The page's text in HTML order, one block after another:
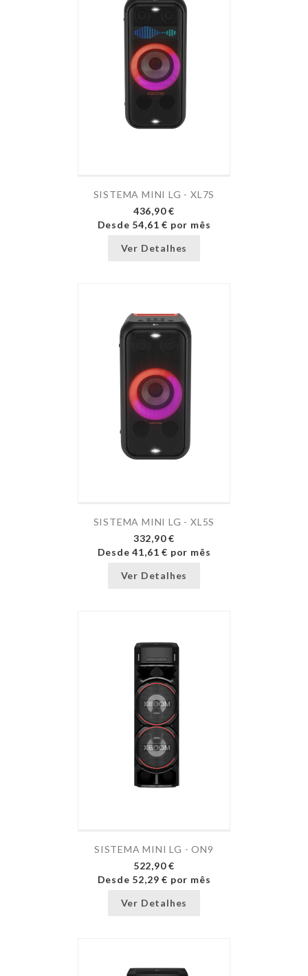
SISTEMA MINI LG - XL7S
436,90 €
Desde 54,61 € por mês
Ver Detalhes
SISTEMA MINI LG - XL5S
332,90 €
Desde41,61 € por mês
Ver Detalhes
SISTEMA MINI LG - ON9
522,90 €
Desde 52,29 € por mês
Ver Detalhes